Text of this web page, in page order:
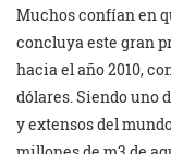
Muchos confían en
concluya este gran
hacia el año 2010,
dólares. Siendo uno
y extensos del